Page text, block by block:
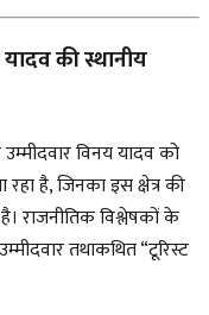
की स्थानीय
विनय यादव को
है, जिनका इस क्षेत्र की
राजनीतिक विश्लेषकों के
तथाकथित “टूरिस्ट